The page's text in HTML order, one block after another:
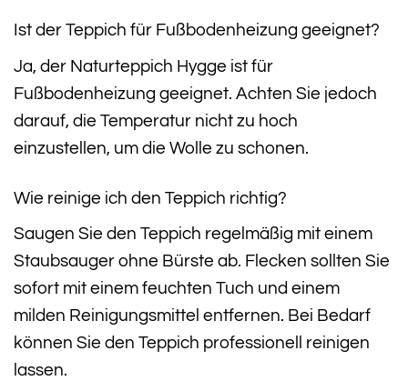
Ist der Teppich für Fußbodenheizung geeignet?
Ja, der Naturteppich Hygge ist für
Fußbodenheizung geeignet. Achten Sie jedoch
darauf, die Temperatur nicht zu hoch
einzustellen, um die Wolle zu schonen.
Wie reinige ich den Teppich richtig?
Saugen Sie den Teppich regelmäßig mit einem
Staubsauger ohne Bürste ab. Flecken sollten Sie
sofort mit einem feuchten Tuch und einem
milden Reinigungsmittel entfernen. Bei Bedarf
können Sie den Teppich professionell reinigen
lassen.